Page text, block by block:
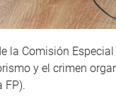
la Comisión
y el crimen
FP).